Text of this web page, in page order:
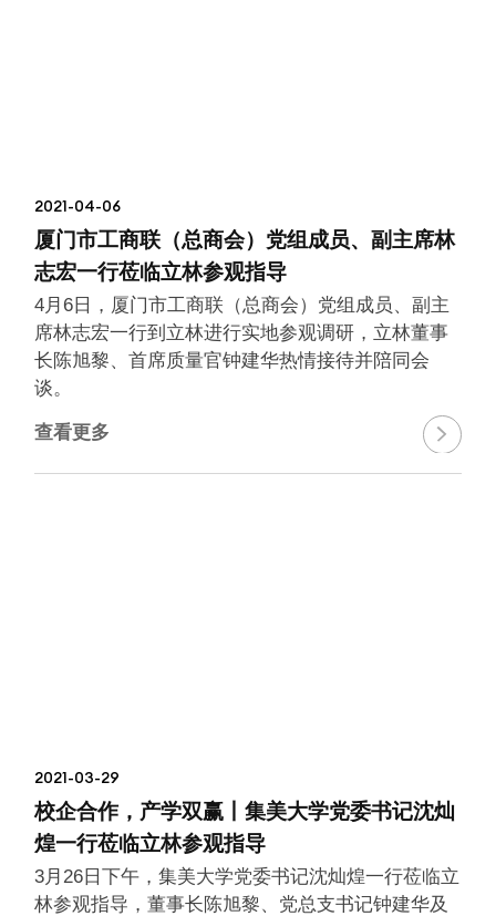
2021-04-06
厦门市工商联（总商会）党组成员、副主席林
志宏一行莅临立林参观指导
4月6日，厦门市工商联（总商会）党组成员、副主
席林志宏一行到立林进行实地参观调研，立林董事
长陈旭黎、首席质量官钟建华热情接待并陪同会
谈。
查看更多 
2021-03-29
校企合作，产学双赢丨集美大学党委书记沈灿
煌一行莅临立林参观指导
3月26日下午，集美大学党委书记沈灿煌一行莅临立
林参观指导，董事长陈旭黎、党总支书记钟建华及